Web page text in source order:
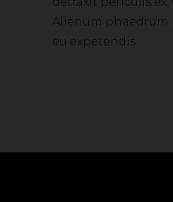
Alienum phaedrum
eu expetendis.